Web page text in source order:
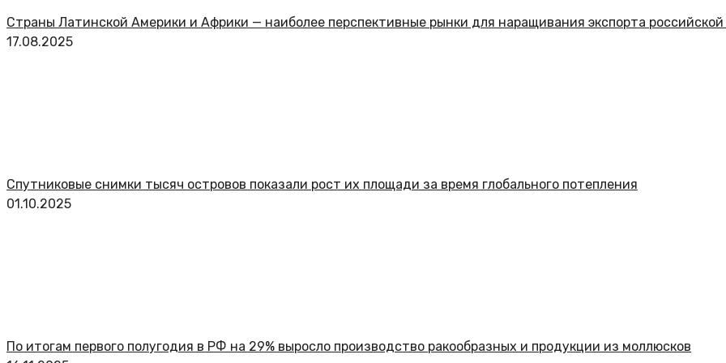
Страны Латинской Америки и Африки — наиболее перспективные рынки для наращивания экспорта
17.08.2025
Спутниковые снимки тысяч островов показали рост их площади за время глобального потепления
01.10.2025
По итогам первого полугодия в РФ на 29% выросло производство ракообразных и продукции из моллюсков